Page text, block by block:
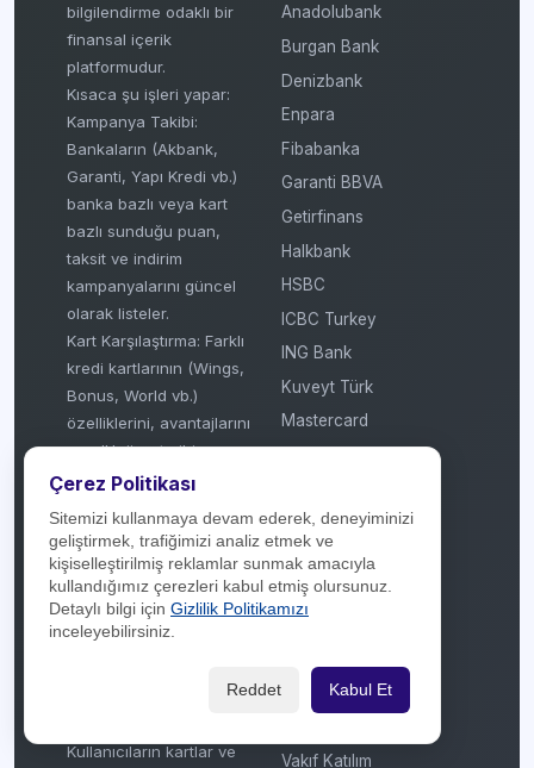
bilgilendirme odaklı bir
finansal içerik
platformudur.
Kısaca şu işleri yapar:
Kampanya Takibi:
Bankaların (Akbank,
Garanti, Yapı Kredi vb.)
banka bazlı veya kart
bazlı sunduğu puan,
taksit ve indirim
kampanyalarını güncel
olarak listeler.
Kart Karşılaştırma: Farklı
kredi kartlarının (Wings,
Bonus, World vb.)
özelliklerini, avantajlarını
ve yıllık ücret gibi
detaylarını kullanıcılara
Haber ve Rehberlik:
Finans dünyasından
güncel haberler, kredi
kartı kullanım ipuçları ve
sektörel bilgilendirmeler
Kullanıcıların kartlar ve
Anadolubank
Burgan Bank
Denizbank
Enpara
Fibabanka
Garanti BBVA
Getirfinans
Halkbank
HSBC
ICBC Turkey
ING Bank
Kuveyt Türk
Mastercard
ON Dijital
QNB Finansbank
Şekerbank
Türkiye Finans
Vakıf Katılım
Çerez Politikası
Sitemizi kullanmaya devam ederek, deneyiminizi
geliştirmek, trafiğimizi analiz etmek ve
kişiselleştirilmiş reklamlar sunmak amacıyla
kullandığımız çerezleri kabul etmiş olursunuz.
Detaylı bilgi için Gizlilik Politikamızı
inceleyebilirsiniz.
Reddet Kabul Et